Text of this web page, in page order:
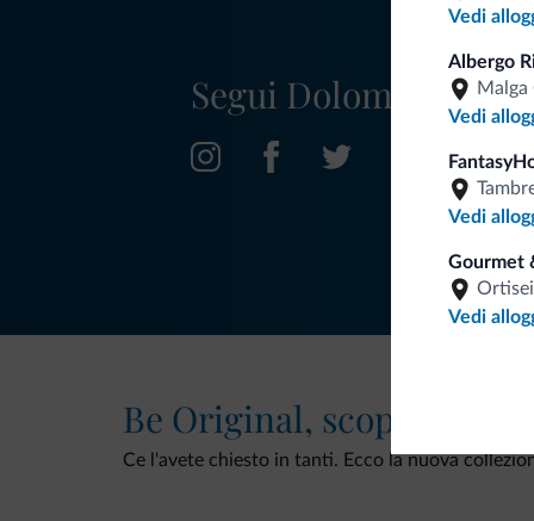
Vedi
Albergo
Malga
Vedi
Vedi
Gourmet
Ortisei
Vedi
Segui Dolomiti.it
Be Original, scopri la
Ce l'avete chiesto in tanti. Ecco la nuova